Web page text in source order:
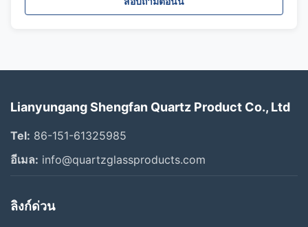
Lianyungang Shengfan Quartz Product Co., Ltd
Tel: 86-151-61325985
อีเมล: info@quartzglassproducts.com
ลิงก์ด่วน